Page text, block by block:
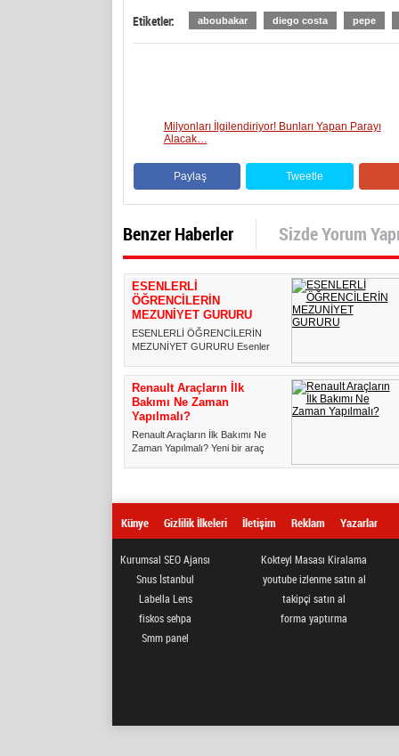
Etiketler: aboubakar diego costa pepe
Milyonları İlgilendiriyor! Bunları Yapan Parayı
Alacak…
Paylaş Tweetle
Benzer Haberler Sizde Yorum
ESENLERLİ
ÖĞRENCİLERİN
MEZUNİYET GURURU
ESENLERLİ ÖĞRENCİLERİN
MEZUNİYET GURURU Esenler
"Asım ...
Renault Araçların İlk
Bakımı Ne Zaman
Yapılmalı?
Renault Araçların İlk Bakımı Ne
Zaman Yapılmalı? Yeni bir araç
Künye Gizlilik İlkeleri İletişim Reklam Yazarlar
Kurumsal SEO Ajansı
Snus İstanbul
Labella Lens
fiskos sehpa
Smm panel
Kokteyl Masası Kiralama
youtube izlenme satın al
takipçi satın al
forma yaptırma